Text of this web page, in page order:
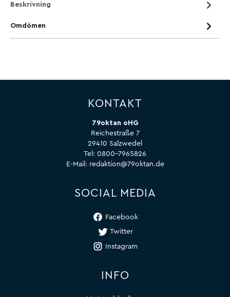
Beskrivning
Omdömen
KONTAKT
79oktan oHG
Reichestraße 7
29410 Salzwedel
Tel: 0800-7965826
E-Mail: redaktion@79oktan.de
SOCIAL MEDIA
Facebook
Twitter
Instagram
INFO